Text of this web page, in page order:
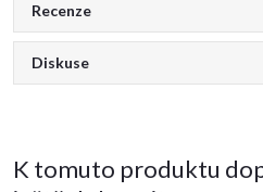
Recenze
Diskuse
K tomuto produktu